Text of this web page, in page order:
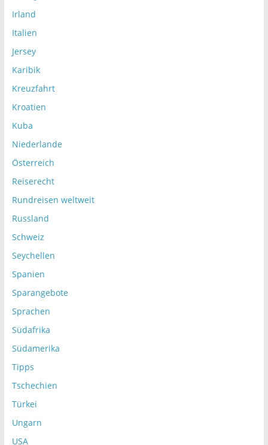
Irland
Italien
Jersey
Karibik
Kreuzfahrt
Kroatien
Kuba
Niederlande
Österreich
Reiserecht
Rundreisen weltweit
Russland
Schweiz
Seychellen
Spanien
Sparangebote
Sprachen
Südafrika
Südamerika
Tipps
Tschechien
Türkei
Ungarn
USA